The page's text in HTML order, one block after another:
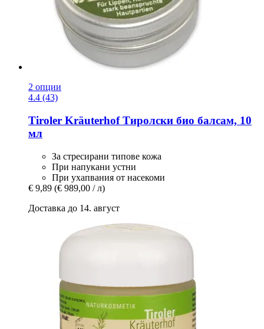
2 опции
4.4 (43)
Tiroler KräuterhofТиролски био балсам, 10
мл
За стресирани типове кожа
При напукани устни
При ухапвания от насекоми
€ 9,89 (€ 989,00 / л)
Доставка до 14. август